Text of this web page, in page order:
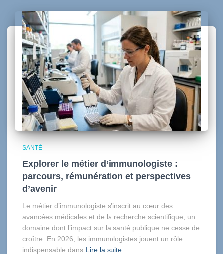
SANTÉ
Explorer le métier d’immunologiste :
parcours, rémunération et perspectives
d’avenir
Le métier d’immunologiste s’inscrit au cœur des
avancées médicales et de la recherche scientifique, un
domaine dont l’impact sur la santé publique ne cesse de
croître. En 2026, les immunologistes jouent un rôle
indispensable dans Lire la suite